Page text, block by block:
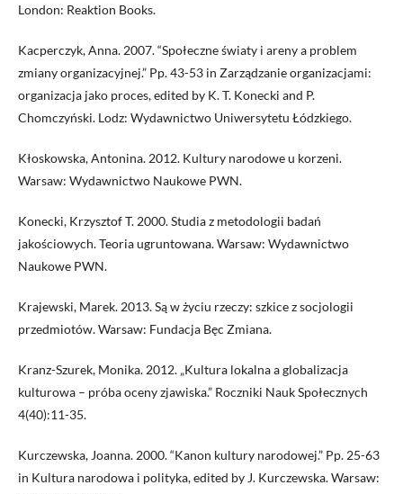
London: Reaktion Books.
Kacperczyk, Anna. 2007. “Społeczne światy i areny a problem
zmiany organizacyjnej.” Pp. 43-53 in Zarządzanie organizacjami:
organizacja jako proces, edited by K. T. Konecki and P.
Chomczyński. Lodz: Wydawnictwo Uniwersytetu Łódzkiego.
Kłoskowska, Antonina. 2012. Kultury narodowe u korzeni.
Warsaw: Wydawnictwo Naukowe PWN.
Konecki, Krzysztof T. 2000. Studia z metodologii badań
jakościowych. Teoria ugruntowana. Warsaw: Wydawnictwo
Naukowe PWN.
Krajewski, Marek. 2013. Są w życiu rzeczy: szkice z socjologii
przedmiotów. Warsaw: Fundacja Bęc Zmiana.
Kranz-Szurek, Monika. 2012. „Kultura lokalna a globalizacja
kulturowa – próba oceny zjawiska.” Roczniki Nauk Społecznych
4(40):11-35.
Kurczewska, Joanna. 2000. “Kanon kultury narodowej.” Pp. 25-63
in Kultura narodowa i polityka, edited by J. Kurczewska. Warsaw: